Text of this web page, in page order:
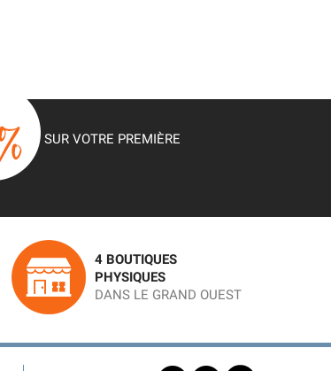
SUR VOTRE PREMIÈRE
4 BOUTIQUES
PHYSIQUES
DANS LE GRAND OUEST